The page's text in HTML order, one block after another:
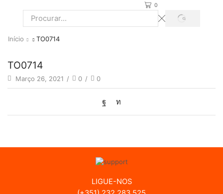
0
Search
PROCURAR
Início TO0714
TO0714
Março 26, 2021 / 0 / 0
LIGUE-NOS